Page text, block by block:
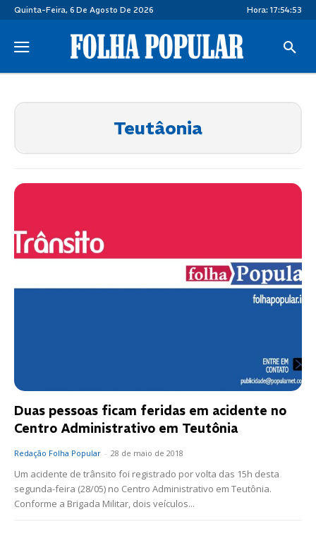
Quinta-Feira, 6 De Agosto De 2026 Hora: 17:54:53
Teutâonia
Duas pessoas ficam feridas em acidente no
Centro Administrativo em Teutônia
Redação Folha Popular - 28 de maio de 2018
Um acidente de trânsito foi registrado por volta das 15h desta
segunda-feira (28/05) no Centro Administrativo em Teutônia.
Conforme a Brigada Militar, dois veículos...